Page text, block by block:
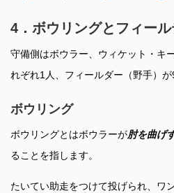
4．ボウリングとフィー
守備側はボウラー、ウィケット・キ
れぞれ1人、フィールダー（野手）が
ボウリング
ボウリングとはボウラーが肘を曲げ
ることを指します。
たいてい助走をつけて投げられ、ワ